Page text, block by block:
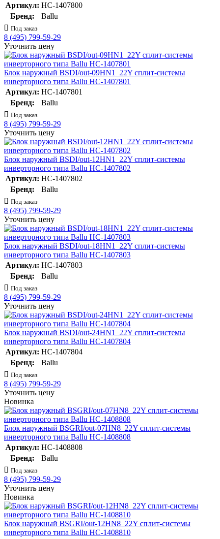
Артикул: НС-1407800
Бренд:
Ballu
Под заказ
8 (495) 799-59-29
Уточнить цену
Блок наружный BSDI/out-09HN1_22Y сплит-системы
инверторного типа Ballu НС-1407801
Артикул: НС-1407801
Бренд:
Ballu
Под заказ
8 (495) 799-59-29
Уточнить цену
Блок наружный BSDI/out-12HN1_22Y сплит-системы
инверторного типа Ballu НС-1407802
Артикул: НС-1407802
Бренд:
Ballu
Под заказ
8 (495) 799-59-29
Уточнить цену
Блок наружный BSDI/out-18HN1_22Y сплит-системы
инверторного типа Ballu НС-1407803
Артикул: НС-1407803
Бренд:
Ballu
Под заказ
8 (495) 799-59-29
Уточнить цену
Блок наружный BSDI/out-24HN1_22Y сплит-системы
инверторного типа Ballu НС-1407804
Артикул: НС-1407804
Бренд:
Ballu
Под заказ
8 (495) 799-59-29
Уточнить цену
Новинка
Блок наружный BSGRI/out-07HN8_22Y сплит-системы
инверторного типа Ballu НС-1408808
Артикул: НС-1408808
Бренд:
Ballu
Под заказ
8 (495) 799-59-29
Уточнить цену
Новинка
Блок наружный BSGRI/out-12HN8_22Y сплит-системы
инверторного типа Ballu НС-1408810